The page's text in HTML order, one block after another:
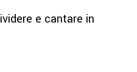
e cantare in